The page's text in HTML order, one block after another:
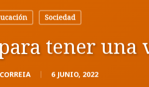
Sociedad
tener una
6 JUNIO, 2022